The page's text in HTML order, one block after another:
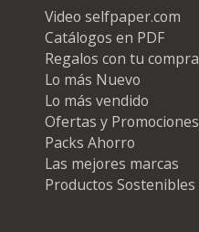
Video selfpaper.com
Catálogos en PDF
Regalos con tu compra
Lo más Nuevo
Lo más vendido
Ofertas y Promociones
Packs Ahorro
Las mejores marcas
Productos Sostenibles